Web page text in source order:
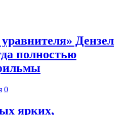
Дензел
полностью
0
ярких,